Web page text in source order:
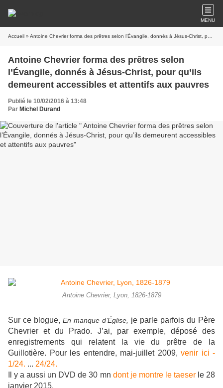
MENU
Accueil » Antoine Chevrier forma des prêtres selon l’Évangile, donnés à Jésus-Christ, pour qu’ils demeurent accessibles et attentifs aux pauvres
Antoine Chevrier forma des prêtres selon
l’Évangile, donnés à Jésus-Christ, pour qu’ils
demeurent accessibles et attentifs aux pauvres
Publié le 10/02/2016 à 13:48
Par Michel Durand
Antoine Chevrier, Lyon, 1826-1879
Sur ce blogue, En manque d’Église, je parle parfois du Père
Chevrier et du Prado. J’ai, par exemple, déposé des
enregistrements qui relatent la vie du prêtre de la
Guillotière. Pour les entendre, mai-juillet 2009, venir ici -
1/24. ... 24/24.
Il y a aussi un DVD de 30 mn dont je montre le taeser le 28
janvier 2015.